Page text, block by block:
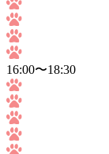
16:00〜18:30